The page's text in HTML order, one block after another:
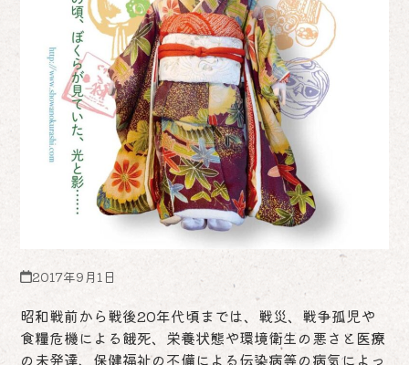
2017年9月1日
昭和戦前から戦後20年代頃までは、戦災、戦争孤児や
食糧危機による餓死、栄養状態や環境衛生の悪さと医療
の未発達、保健福祉の不備による伝染病等の病気によっ